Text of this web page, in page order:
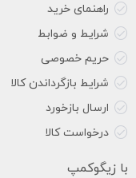
راهنمای خرید
شرایط و ضوابط
حریم خصوصی
شرایط بازگرداندن کالا
ارسال بازخورد
درخواست کالا
با زیگوکمپ